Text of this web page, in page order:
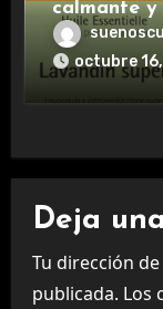
calmante
octubre
Deja
Tu dirección
publicada. Los